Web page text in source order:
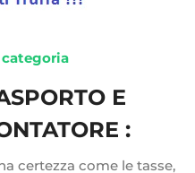
categoria
E
:
certezza come le tasse,